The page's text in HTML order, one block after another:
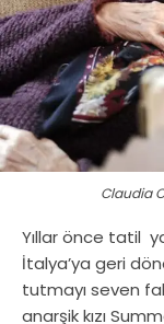
Claudia
Yıllar önce tatil
İtalya’ya geri
tutmayı seven
anarşik kızı